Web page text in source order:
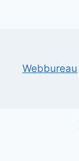
Webbureau